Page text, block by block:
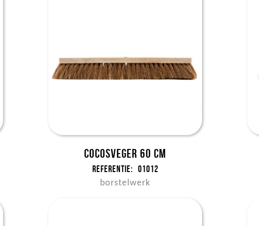
Cocosveger 60 cm
Referentie: 01012
borstelwerk